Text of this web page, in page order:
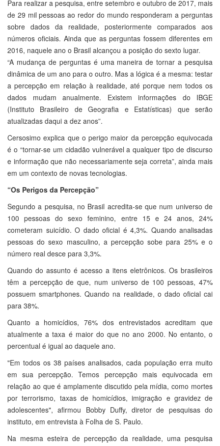
Para realizar a pesquisa, entre setembro e outubro de 2017, mais
de 29 mil pessoas ao redor do mundo responderam a perguntas
sobre dados da realidade, posteriormente comparados aos
números oficiais. Ainda que as perguntas fossem diferentes em
2016, naquele ano o Brasil alcançou a posição do sexto lugar.
“A mudança de perguntas é uma maneira de tornar a pesquisa
dinâmica de um ano para o outro. Mas a lógica é a mesma: testar
a percepção em relação à realidade, até porque nem todos os
dados mudam anualmente. Existem informações do IBGE
(Instituto Brasileiro de Geografia e Estatísticas) que serão
atualizadas daqui a dez anos”.
Cersosimo explica que o perigo maior da percepção equivocada
é o “tornar-se um cidadão vulnerável a qualquer tipo de discurso
e informação que não necessariamente seja correta”, ainda mais
em um contexto de novas tecnologias.
“Os Perigos da Percepção”
Segundo a pesquisa, no Brasil acredita-se que num universo de
100 pessoas do sexo feminino, entre 15 e 24 anos, 24%
cometeram suicídio. O dado oficial é 4,3%. Quando analisadas
pessoas do sexo masculino, a percepção sobe para 25% e o
número real desce para 3,3%.
Quando do assunto é acesso a itens eletrônicos. Os brasileiros
têm a percepção de que, num universo de 100 pessoas, 47%
possuem smartphones. Quando na realidade, o dado oficial cai
para 38%.
Quanto a homicídios, 76% dos entrevistados acreditam que
atualmente a taxa é maior do que no ano 2000. No entanto, o
percentual é igual ao daquele ano.
"Em todos os 38 países analisados, cada população erra muito
em sua percepção. Temos percepção mais equivocada em
relação ao que é amplamente discutido pela mídia, como mortes
por terrorismo, taxas de homicídios, imigração e gravidez de
adolescentes", afirmou Bobby Duffy, diretor de pesquisas do
instituto, em entrevista à Folha de S. Paulo.
Na mesma esteira de percepção da realidade, uma pesquisa